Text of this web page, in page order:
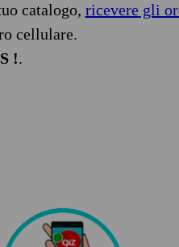
catalogo, ricevere gli
cellulare.
!.